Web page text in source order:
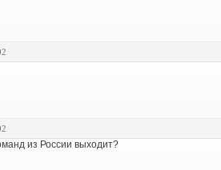
из России выходит?